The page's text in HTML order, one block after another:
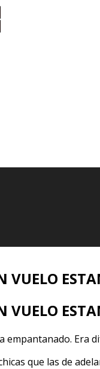
VUELO
VUELO
Era
que las de